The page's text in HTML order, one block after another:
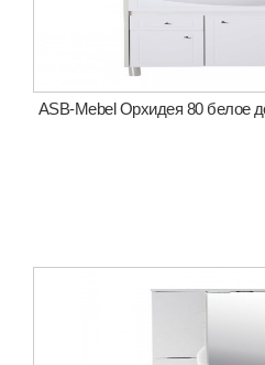
ASB-Mebel Орхидея 80 белое